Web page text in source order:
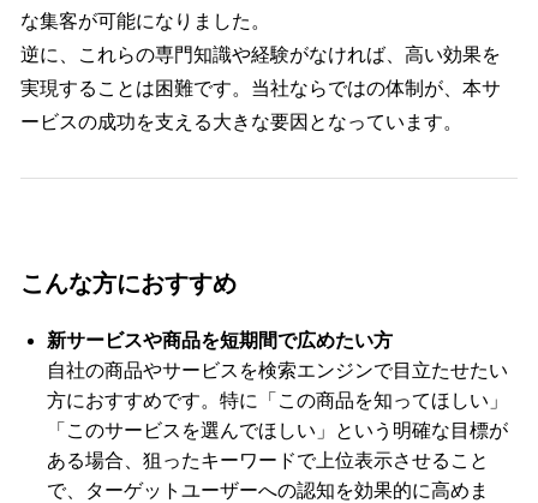
な集客が可能になりました。
逆に、これらの専門知識や経験がなければ、高い効果を
実現することは困難です。当社ならではの体制が、本サ
ービスの成功を支える大きな要因となっています。
こんな方におすすめ
新サービスや商品を短期間で広めたい方
自社の商品やサービスを検索エンジンで目立たせたい
方におすすめです。特に「この商品を知ってほしい」
「このサービスを選んでほしい」という明確な目標が
ある場合、狙ったキーワードで上位表示させること
で、ターゲットユーザーへの認知を効果的に高めま